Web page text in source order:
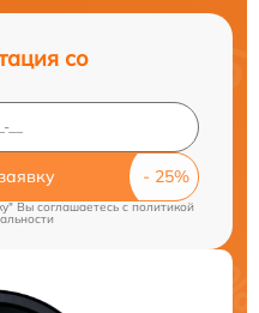
со
Вы соглашаетесь cполитикой